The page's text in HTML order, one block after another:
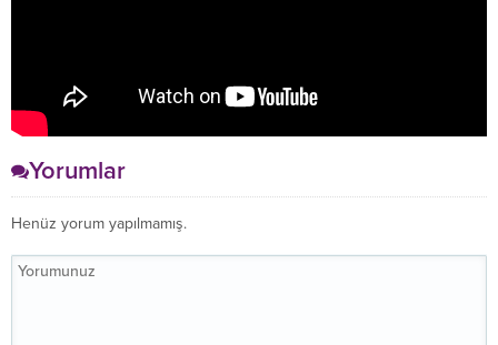
Yorumlar
Henüz yorum yapılmamış.